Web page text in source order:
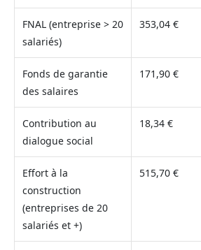
FNAL (entreprise > 20
salariés)
353,04 €
Fonds de garantie
des salaires
171,90 €
Contribution au
dialogue social
18,34 €
Effort à la
construction
(entreprises de 20
salariés et +)
515,70 €